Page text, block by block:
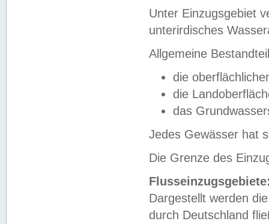
Unter Einzugsgebiet
unterirdisches
Allgemeine
die
die
das
Jedes Gewässer hat
Die Grenze des
Dargestellt werden
durch Deutschland